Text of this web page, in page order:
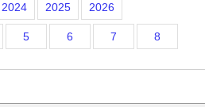
2024 2025 2026
5 6 7 8